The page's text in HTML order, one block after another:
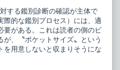
する鑑別診断の確認が主体で
際的な鑑別プロセス）には、適
要がある。これは読者の側のビ
が、〝ポケットサイズ〟という
を用意しないと収まりそうにな